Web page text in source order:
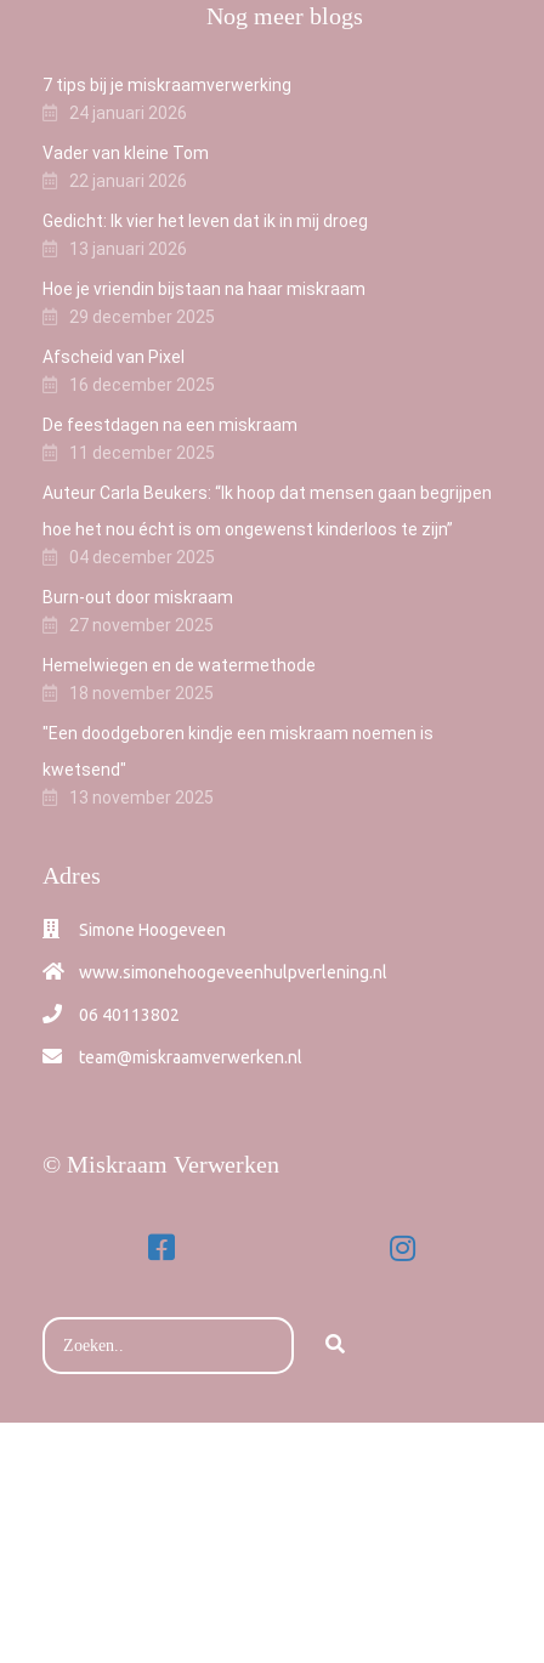
Nog meer blogs
7 tips bij je miskraamverwerking
24 januari 2026
Vader van kleine Tom
22 januari 2026
Gedicht: Ik vier het leven dat ik in mij droeg
13 januari 2026
Hoe je vriendin bijstaan na haar miskraam
29 december 2025
Afscheid van Pixel
16 december 2025
De feestdagen na een miskraam
11 december 2025
Auteur Carla Beukers: “Ik hoop dat mensen gaan begrijpen
hoe het nou écht is om ongewenst kinderloos te zijn”
04 december 2025
Burn-out door miskraam
27 november 2025
Hemelwiegen en de watermethode
18 november 2025
"Een doodgeboren kindje een miskraam noemen is
kwetsend"
13 november 2025
Adres
Simone Hoogeveen
www.simonehoogeveenhulpverlening.nl
06 40113802
team@miskraamverwerken.nl
© Miskraam Verwerken